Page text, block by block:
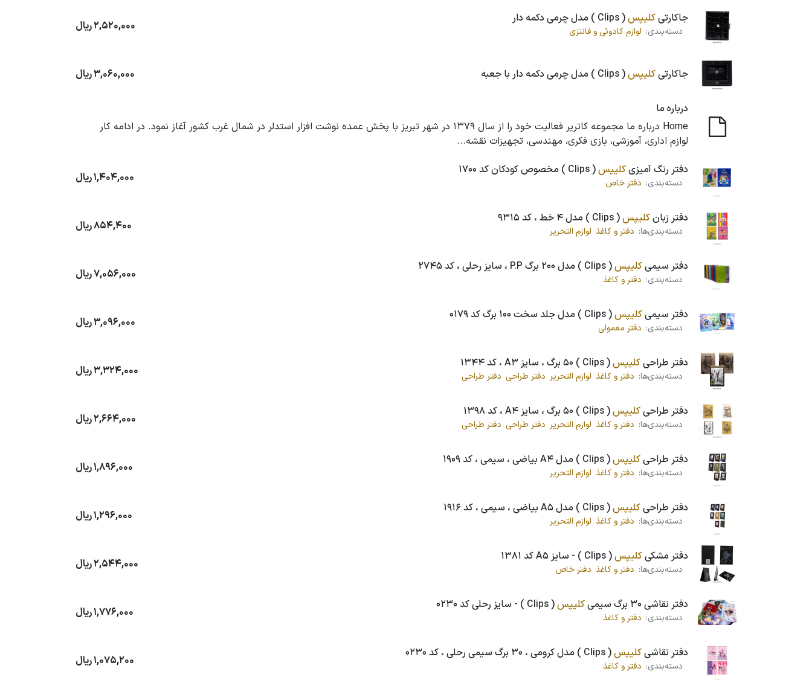
جاکارتیکلیپس( Clips ) مدل چرمی دکمه دار
دسته‌بندی: لوازم کادوئی و فانتزی 2,520,000ریال
جاکارتیکلیپس( Clips ) مدل چرمی دکمه دار با جعبه 3,060,000ریال
درباره ما
Home درباره ما مجموعه کاتریر فعالیت خود را از سال 1379 در شهر تبریز با پخش عمده نوشت افزار استدلر در شمال غرب کشور آغاز نمود. در ادامه کار
لوازم اداری، آموزشی، بازی فکری، مهندسی، تجهیزات نقشه...
دفتر رنگ آمیزیکلیپس( Clips ) مخصوص کودکان کد 1700
دسته‌بندی: دفتر خاص 1,404,000ریال
دفتر زبانکلیپس( Clips ) مدل 4 خط ، کد 9315
دسته‌بندی‌ها: دفتر و کاغذ لوازم التحریر 854,400ریال
دفتر سیمیکلیپس( Clips ) مدل 200 برگ P.P ، سایز رحلی ، کد 2745
دسته‌بندی: دفتر و کاغذ 7,056,000ریال
دفتر سیمیکلیپس( Clips ) مدل جلد سخت 100 برگ کد 0179
دسته‌بندی: دفتر معمولی 3,096,000ریال
دفتر طراحیکلیپس( Clips ) 50 برگ ، سایز A3 ، کد 1344
دسته‌بندی‌ها: دفتر و کاغذ لوازم التحریر دفتر طراحی دفتر طراحی 3,324,000ریال
دفتر طراحیکلیپس( Clips ) 50 برگ ، سایز A4 ، کد 1398
دسته‌بندی‌ها: دفتر و کاغذ لوازم التحریر دفتر طراحی دفتر طراحی 2,664,000ریال
دفتر طراحیکلیپس( Clips ) مدل A4 بیاضی ، سیمی ، کد 1909
دسته‌بندی‌ها: دفتر و کاغذ لوازم التحریر 1,896,000ریال
دفتر طراحیکلیپس( Clips ) مدل A5 بیاضی ، سیمی ، کد 1916
دسته‌بندی‌ها: دفتر و کاغذ لوازم التحریر 1,296,000ریال
دفتر مشکیکلیپس( Clips ) - سایز A5 کد 1381
دسته‌بندی‌ها: دفتر و کاغذ دفتر خاص 2,544,000ریال
دفتر نقاشی 30 برگ سیمی کلیپس( Clips ) - سایز رحلی کد 0230
دسته‌بندی: دفتر و کاغذ 1,776,000ریال
دفتر نقاشیکلیپس( Clips ) مدل کرومی ، 30 برگ سیمی رحلی ، کد 0230
دسته‌بندی: دفتر و کاغذ 1,075,200ریال